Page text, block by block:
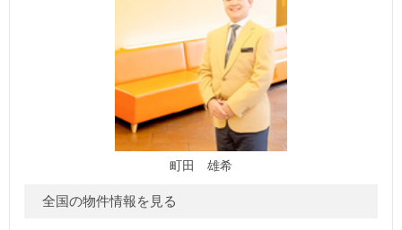
町田 雄希
全国の物件情報を見る